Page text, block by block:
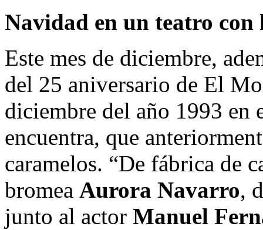
Navidad en un teatro con
Este mes de diciembre,
del 25 aniversario de El
diciembre del año 1993 en
encuentra, que
caramelos. “De fábrica de
bromea Aurora Navarro,
junto al actor Manuel